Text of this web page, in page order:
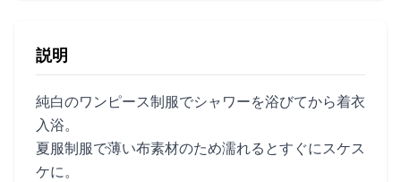
説明
純白のワンピース制服でシャワーを浴びてから着衣
入浴。
夏服制服で薄い布素材のため濡れるとすぐにスケス
ケに。